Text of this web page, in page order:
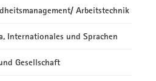
Arbeitstechnik
Internationales und Sprachen
Gesellschaft